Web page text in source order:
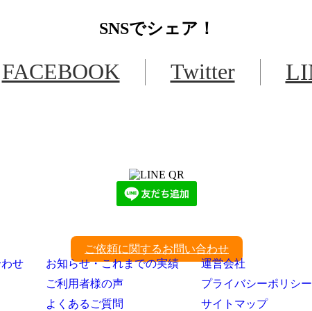
SNSでシェア！
FACEBOOK Twitter
ご依頼に関するお問い合わせ
せ
お知らせ・これまでの実績
ご利用者様の声
よくあるご質問
運営会社
プライバシーポリシー
サイトマップ